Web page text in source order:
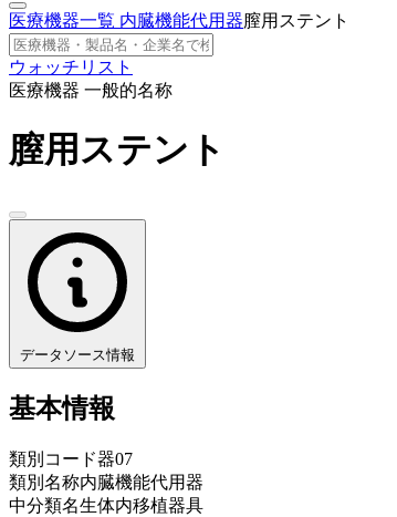
医療機器一覧 内臓機能代用器膣用ステント
ウォッチリスト
医療機器 一般的名称
膣用ステント
データソース情報
基本情報
類別コード器07
類別名称内臓機能代用器
中分類名生体内移植器具